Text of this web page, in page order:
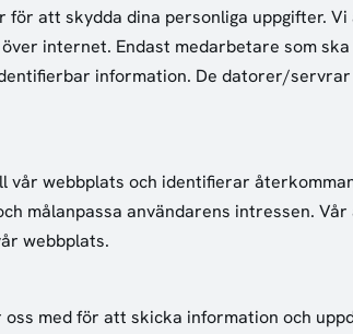
att skydda dina personliga uppgifter.
internet. Endast medarbetare som
information. De datorer/
webbplats och identifierar
målanpassa användarens intressen.
webbplats.
med för att skicka information och